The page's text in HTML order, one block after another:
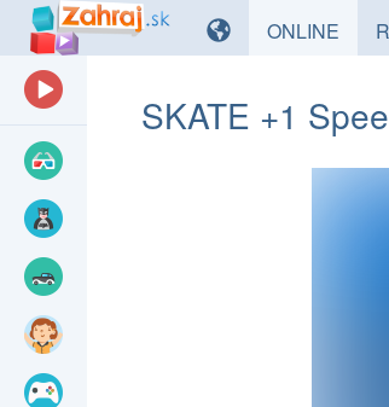
ONLINE HRY
SKATE +1